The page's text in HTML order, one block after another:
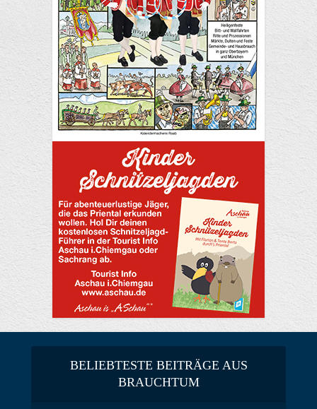
BELIEBTESTE BEITRÄGE AUS
BRAUCHTUM